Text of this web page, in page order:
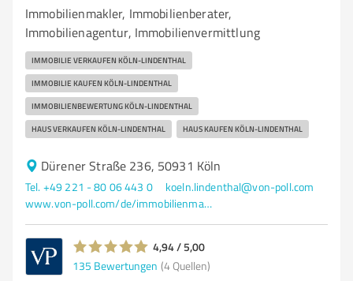
Immobilienmakler, Immobilienberater,
Immobilienagentur, Immobilienvermittlung
IMMOBILIE VERKAUFEN KÖLN-LINDENTHAL
IMMOBILIE KAUFEN KÖLN-LINDENTHAL
IMMOBILIENBEWERTUNG KÖLN-LINDENTHAL
HAUS VERKAUFEN KÖLN-LINDENTHAL HAUS KAUFEN KÖLN-LINDENTHAL
Dürener Straße 236, 50931 Köln
Tel. +49 221 - 80 06 443 0
koeln.lindenthal@von-poll.com
www.von-poll.com/de/immobilienmakler/koeln-lindenthal
4,94 / 5,00
135 Bewertungen (4 Quellen)